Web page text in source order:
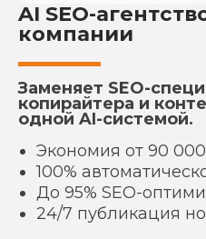
AI SEO-
компании
Заменяет SEO-
копирайтера и
одной AI-системой.
Экономия от 90
100%
До 95% SEO-
24/7 публикация